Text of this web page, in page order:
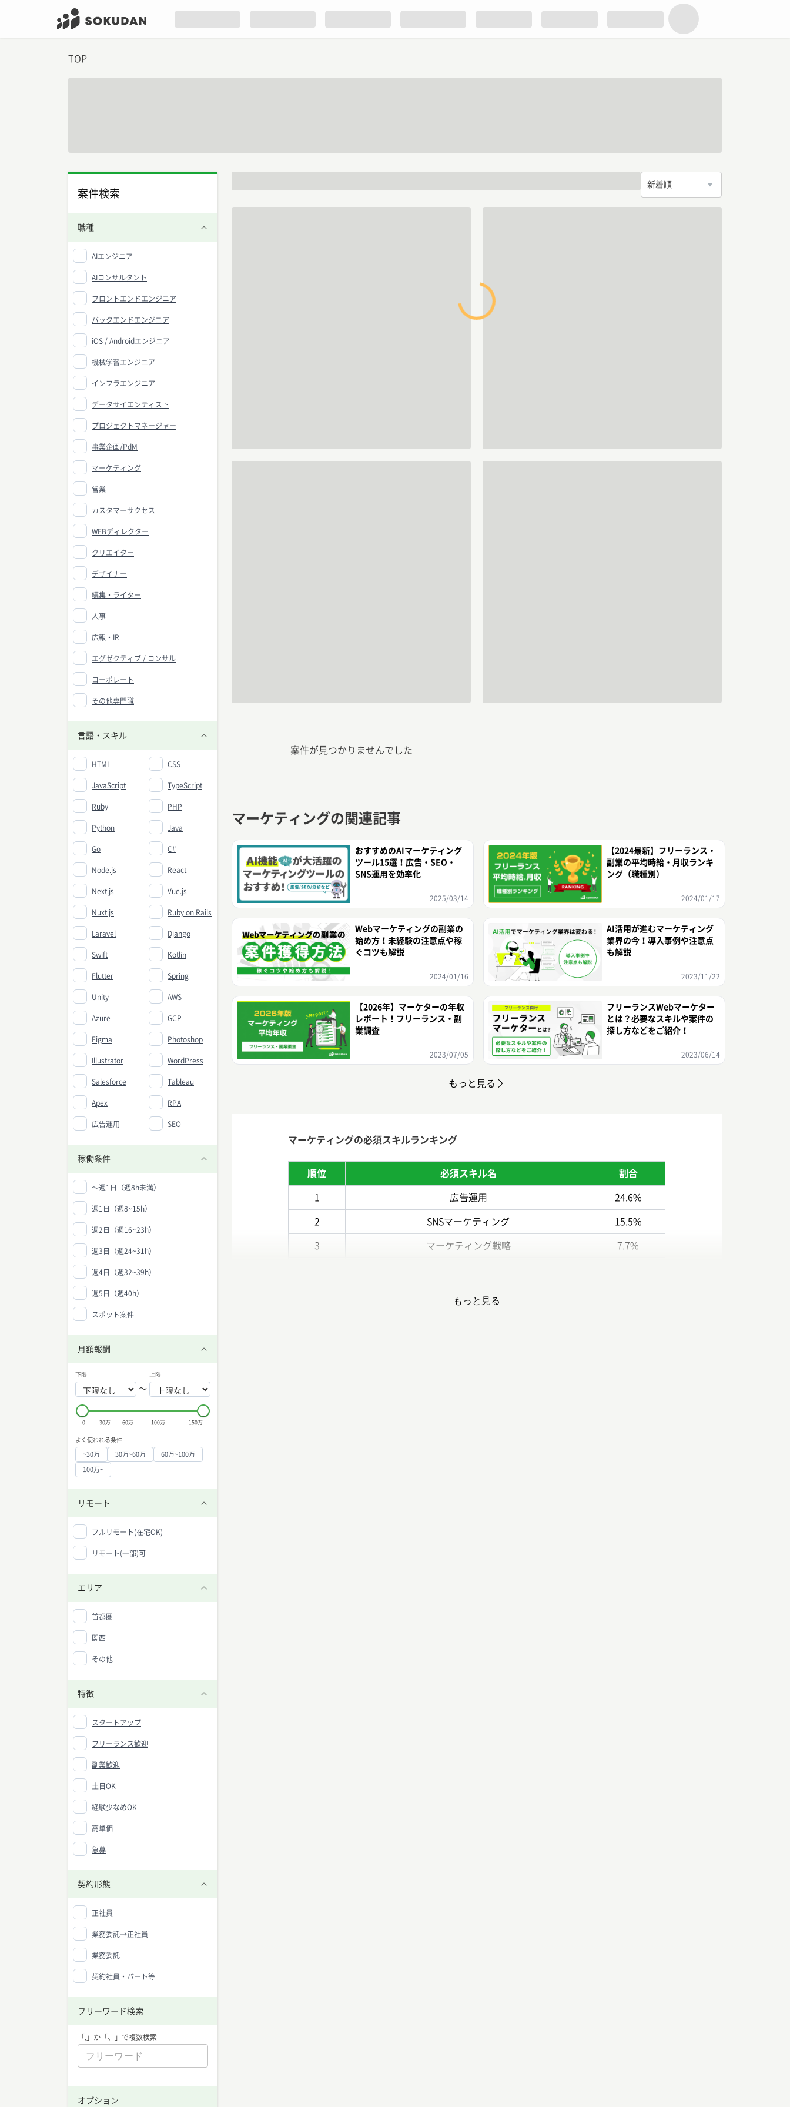
TOP
案件が見つかりませんでした
マーケティングの関連記事
おすすめのAIマーケティング
ツール15選！広告・SEO・
SNS運用を効率化
2025/03/14
【2024最新】フリーランス・
副業の平均時給・月収ランキ
ング（職種別）
2024/01/17
Webマーケティングの副業の
始め方！未経験の注意点や稼
ぐコツも解説
2024/01/16
AI活用が進むマーケティング
業界の今！導入事例や注意点
も解説
2023/11/22
【2026年】マーケターの年収
レポート！フリーランス・副
業調査
2023/07/05
フリーランスWebマーケター
とは？必要なスキルや案件の
探し方などをご紹介！
2023/06/14
もっと見る
マーケティングの必須スキルランキング
順位 必須スキル名 割合
1 広告運用 24.6%
2 SNSマーケティング 15.5%
3 マーケティング戦略 7.7%
もっと見る
案件検索
職種
AIエンジニア
AIコンサルタント
フロントエンドエンジニア
バックエンドエンジニア
iOS / Androidエンジニア
機械学習エンジニア
インフラエンジニア
データサイエンティスト
プロジェクトマネージャー
事業企画/PdM
マーケティング
営業
カスタマーサクセス
WEBディレクター
クリエイター
デザイナー
編集・ライター
人事
広報・IR
エグゼクティブ / コンサル
コーポレート
その他専門職
言語・スキル
HTML CSS
JavaScript TypeScript
Ruby PHP
Python Java
Go C#
Node.js React
Next.js Vue.js
Nuxt.js Ruby on Rails
Laravel Django
Swift Kotlin
Flutter Spring
Unity AWS
Azure GCP
Figma Photoshop
Illustrator WordPress
Salesforce Tableau
Apex RPA
広告運用 SEO
稼働条件
〜週1日（週8h未満）
週1日（週8~15h）
週2日（週16~23h）
週3日（週24~31h）
週4日（週32~39h）
週5日（週40h）
スポット案件
月額報酬
下限
〜
上限
0 30万 60万 100万 150万
よく使われる条件
~30万 30万~60万 60万~100万
100万~
リモート
フルリモート(在宅OK)
リモート(一部)可
エリア
首都圏
関西
その他
特徴
スタートアップ
フリーランス歓迎
副業歓迎
土日OK
経験少なめOK
高単価
急募
契約形態
正社員
業務委託→正社員
業務委託
契約社員・パート等
フリーワード検索
「,」か「、」で複数検索
オプション